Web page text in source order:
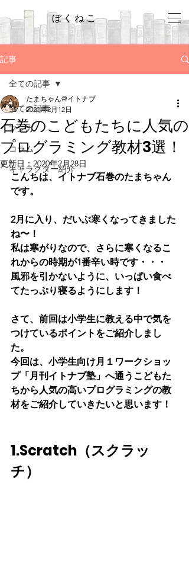
ぼくねこ
記事
全ての記事
マンガ
コラム
キャラクター紹介
全ての記事
石巻のこどもたちに人気の
プログラミング教材3選！
たまちゃん@イトナブ
2020年2月12日
更新日：2020年2月28日
こんちは、イトナブ石巻のたまちゃん
です。
2月に入り、だいぶ寒くなってきました
ね〜！
私は寒がりなので、さらに寒くなるこ
れからの時期が1番辛い時です・・・
風邪を引かないように、いっぱい食べ
てたっぷり寝るようにします！
さて、前回は小学生に教える中で気を
つけているポイントをご紹介しまし
た。
今回は、小学生向け月１ワークショッ
プ「月刊イトナブ塾」へ通うこどもた
ちから人気の高いプログラミングの教
材をご紹介していきたいと思います！
1.Scratch（スクラッ
チ）